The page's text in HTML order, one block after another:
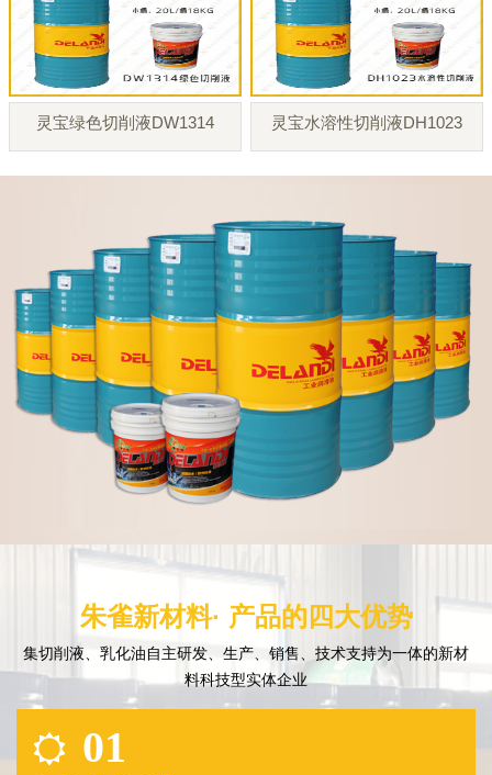
灵宝绿色切削液DW1314 灵宝水溶性切削液DH1023
朱雀新材料· 产品的四大优势
集切削液、乳化油自主研发、生产、销售、技术支持为一体的新材
料科技型实体企业
01